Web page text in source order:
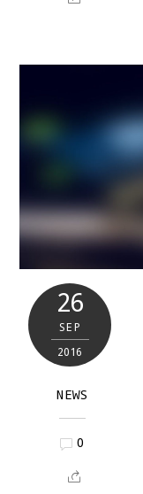
26
SEP
2016
NEWS
0